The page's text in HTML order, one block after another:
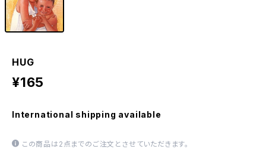
HUG
¥165
International shipping available
この商品は2点までのご注文とさせていただきます。